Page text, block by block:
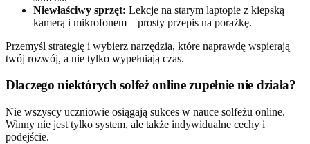
Niewłaściwy sprzęt: Lekcje na starym laptopie z kiepską
kamerą i mikrofonem – prosty przepis na porażkę.
Przemyśl strategię i wybierz narzędzia, które naprawdę wspierają
twój rozwój, a nie tylko wypełniają czas.
Dlaczego niektórych solfeż online zupełnie nie działa?
Nie wszyscy uczniowie osiągają sukces w nauce solfeżu online.
Winny nie jest tylko system, ale także indywidualne cechy i
podejście.